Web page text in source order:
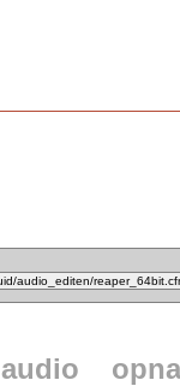
audio